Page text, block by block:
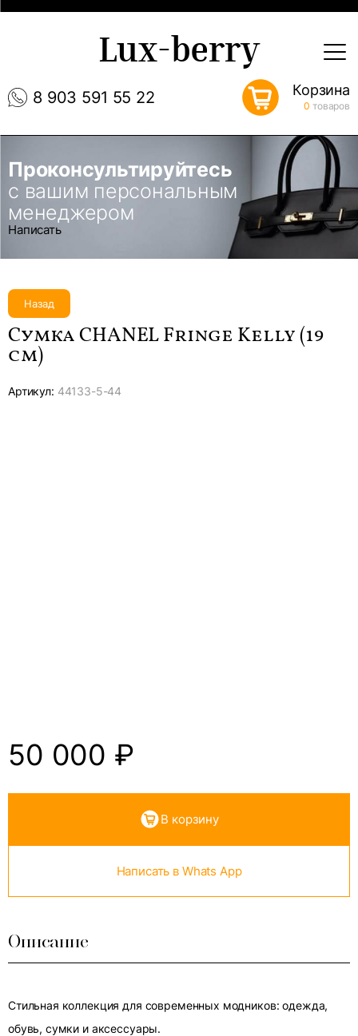
8 903 591 55 22
Lux-berry
Корзина
0 товаров
Проконсультируйтесь
с вашим персональным
менеджером
Написать
Назад
Сумка CHANEL Fringe Kelly (19
см)
Артикул: 44133-5-44
50 000 ₽
В корзину
Написать в Whats App
Описание
Стильная коллекция для современных модников: одежда,
обувь, сумки и аксессуары.